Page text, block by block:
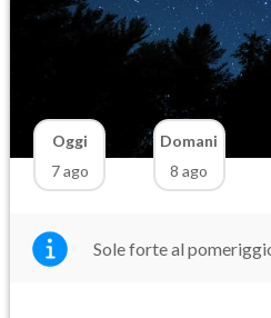
Oggi
7 ago
Domani
8 ago
Sole forte al